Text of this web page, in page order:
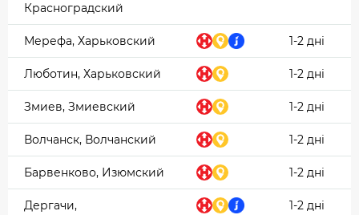
Красноградский
Мерефа, Харьковский 1-2 дні
Люботин, Харьковский 1-2 дні
Змиев, Змиевский 1-2 дні
Волчанск, Волчанский 1-2 дні
Барвенково, Изюмский 1-2 дні
Дергачи,
1-2 дні